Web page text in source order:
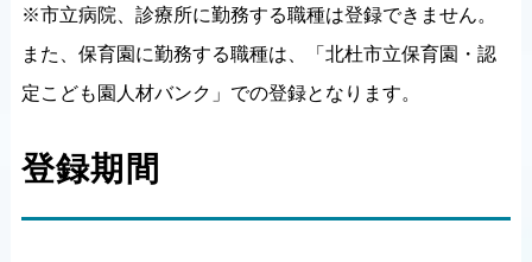
※市立病院、診療所に勤務する職種は登録できません。
また、保育園に勤務する職種は、「北杜市立保育園・認
定こども園人材バンク」での登録となります。
登録期間